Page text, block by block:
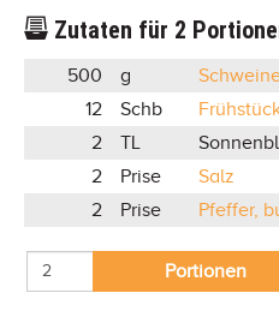
Zutaten für 2
500 g
12
Schb
2
TL
2
Prise
Salz
2
Prise Pfeffer,
Portionen